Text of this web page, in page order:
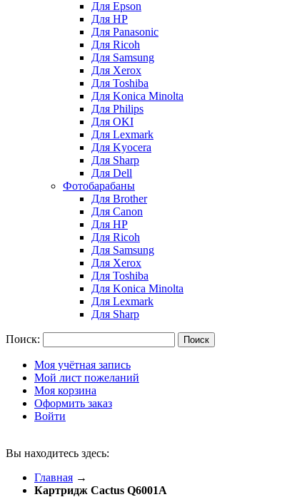
Для Epson
Для HP
Для Panasonic
Для Ricoh
Для Samsung
Для Xerox
Для Toshiba
Для Konica Minolta
Для Philips
Для OKI
Для Lexmark
Для Kyocera
Для Sharp
Для Dell
Фотобарабаны
Для Brother
Для Canon
Для HP
Для Ricoh
Для Samsung
Для Xerox
Для Toshiba
Для Konica Minolta
Для Lexmark
Для Sharp
Поиск: Поиск
Моя учётная запись
Мой лист пожеланий
Моя корзина
Оформить заказ
Войти
Вы находитесь здесь:
Главная →
Картридж Cactus Q6001A